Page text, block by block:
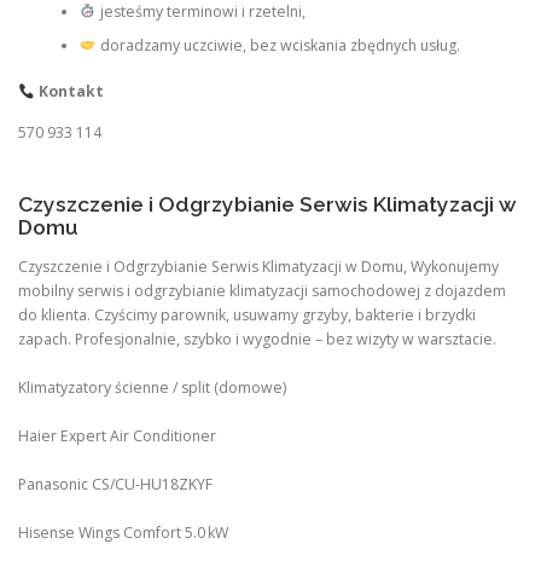
jesteśmy terminowi i rzetelni,
doradzamy uczciwie, bez wciskania zbędnych usług.
Kontakt
570 933 114
Czyszczenie i Odgrzybianie Serwis Klimatyzacji w
Domu
Czyszczenie i Odgrzybianie Serwis Klimatyzacji w Domu, Wykonujemy
mobilny serwis i odgrzybianie klimatyzacji samochodowej z dojazdem
do klienta. Czyścimy parownik, usuwamy grzyby, bakterie i brzydki
zapach. Profesjonalnie, szybko i wygodnie – bez wizyty w warsztacie.
Klimatyzatory ścienne / split (domowe)
Haier Expert Air Conditioner
Panasonic CS/CU‑HU18ZKYF
Hisense Wings Comfort 5.0 kW